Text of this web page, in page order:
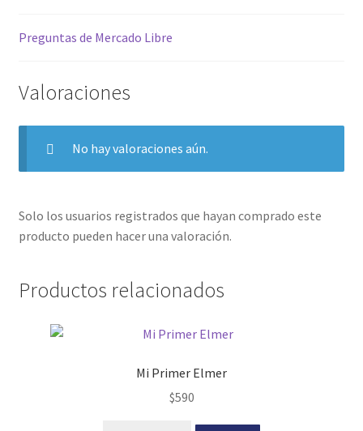
Preguntas de Mercado Libre
Valoraciones
No hay valoraciones aún.
Solo los usuarios registrados que hayan comprado este
producto pueden hacer una valoración.
Productos relacionados
Mi Primer Elmer
$590